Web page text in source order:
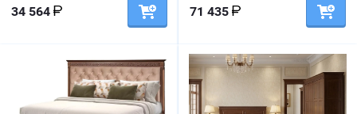
34 564 71 435